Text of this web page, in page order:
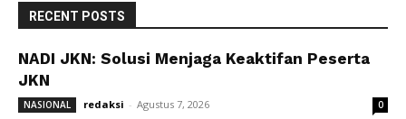
RECENT POSTS
NADI JKN: Solusi Menjaga Keaktifan Peserta
JKN
NASIONAL redaksi - Agustus 7, 2026 0